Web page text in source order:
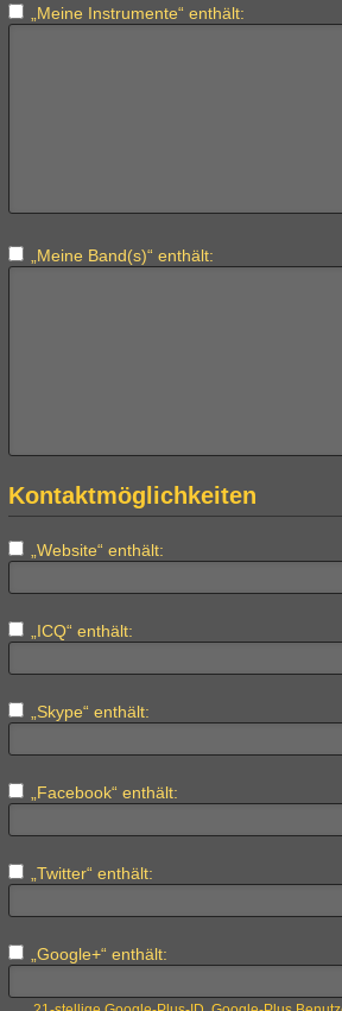
„Meine Instrumente“ enthält:
„Meine Band(s)“ enthält:
Kontaktmöglichkeiten
„Website“ enthält:
„ICQ“ enthält:
„Skype“ enthält:
„Facebook“ enthält:
„Twitter“ enthält:
„Google+“ enthält: